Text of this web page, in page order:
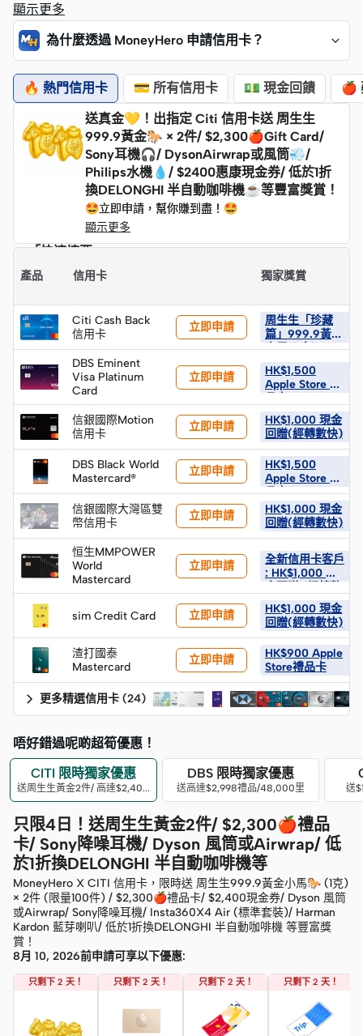
顯示更多
為什麼透過 MoneyHero 申請信用卡？
🔥 熱門信用卡 💳 所有信用卡 💵 現金回饋
🍎
送真金💛！出指定 Citi 信用卡送 周生生
999.9黃金🐎 × 2件/ $2,300🍎Gift Card/
Sony耳機🎧/ DysonAirwrap或風筒💨/
Philips水機💧/ $2400惠康現金券/ 低於1折
換DELONGHI 半自動咖啡機☕等豐富獎賞！
🤩立即申請，幫你賺到盡！🤩
🤩立即申請，幫你賺到盡！🤩
顯示更多
「快速摘要」
產品 信用卡 獨家獎賞
Citi Cash Back
信用卡
立即申請
周生生「珍藏
篇」999.9黃金
小馬 (1克) × 2
件 (限量100件)
DBS Eminent
Visa Platinum
Card
立即申請
HK$1,500
Apple Store 禮
信銀國際Motion
信用卡
立即申請
HK$1,000 現金
回贈(經轉數快)
DBS Black World
Mastercard®
立即申請
HK$1,500
Apple Store 禮
品卡
信銀國際大灣區雙
幣信用卡
立即申請
HK$1,000 現金
回贈(經轉數快)
恒生MMPOWER
World
Mastercard
立即申請
全新信用卡客戶
: HK$1,000 現
快)
sim Credit Card
立即申請
HK$1,000 現金
回贈(經轉數快)
渣打國泰
Mastercard
立即申請
HK$900 Apple
Store禮品卡
更多精選信用卡 (24)
唔好錯過呢啲超筍優惠！
CITI 限時獨家優惠
送周生生黃金2件/ 高達$2,400現金券
DBS 限時獨家優惠
送高達$2,998禮品/48,000里 送
只限4日！送周生生黃金2件/ $2,300🍎禮品
卡/ Sony降噪耳機/ Dyson 風筒或Airwrap/ 低
於1折換DELONGHI 半自動咖啡機等
MoneyHero X CITI 信用卡，限時送 周生生999.9黃金小馬🐎 (1克)
× 2件 (限量100件) / $2,300🍎禮品卡/ $2,400現金券/ Dyson 風筒
或Airwrap/ Sony降噪耳機/ Insta360X4 Air (標準套裝)/ Harman
Kardon 藍芽喇叭/ 低於1折換DELONGHI 半自動咖啡機 等豐富獎
賞！
8月 10, 2026前申請可享以下優惠:
只剩下 2 天！ 只剩下 2 天！ 只剩下 2 天！ 只剩下 2 天！